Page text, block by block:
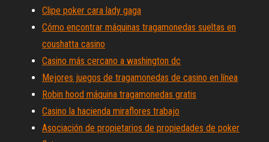
Clipe poker cara lady gaga
Cómo encontrar máquinas tragamonedas sueltas en
coushatta casino
Casino más cercano a washington dc
Mejores juegos de tragamonedas de casino en línea
Robin hood máquina tragamonedas gratis
Casino la hacienda miraflores trabajo
Asociación de propietarios de propiedades de poker